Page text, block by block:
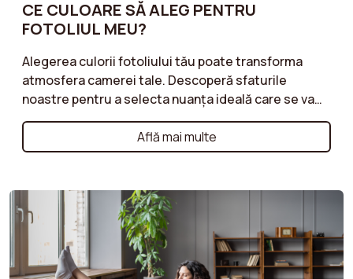
CE CULOARE SĂ ALEG PENTRU
FOTOLIUL MEU?
Alegerea culorii fotoliului tău poate transforma
atmosfera camerei tale. Descoperă sfaturile
noastre pentru a selecta nuanța ideală care se va
potrivi cu decorul tău existent, adăugând în același
timp o notă elegantă. Culori neutre pentru o
atmosferă liniștitoare, tonuri vibrante pentru un
scandinav: învață să asortezi fotoliul cu stilul
interiorului tău. Fie că dorești un fotoliu care să se
integreze armonios în spațiul tău sau care să devină
piesa centrală, sfaturile noastre te vor ajuta să faci
alegerea potrivită.
Află mai multe